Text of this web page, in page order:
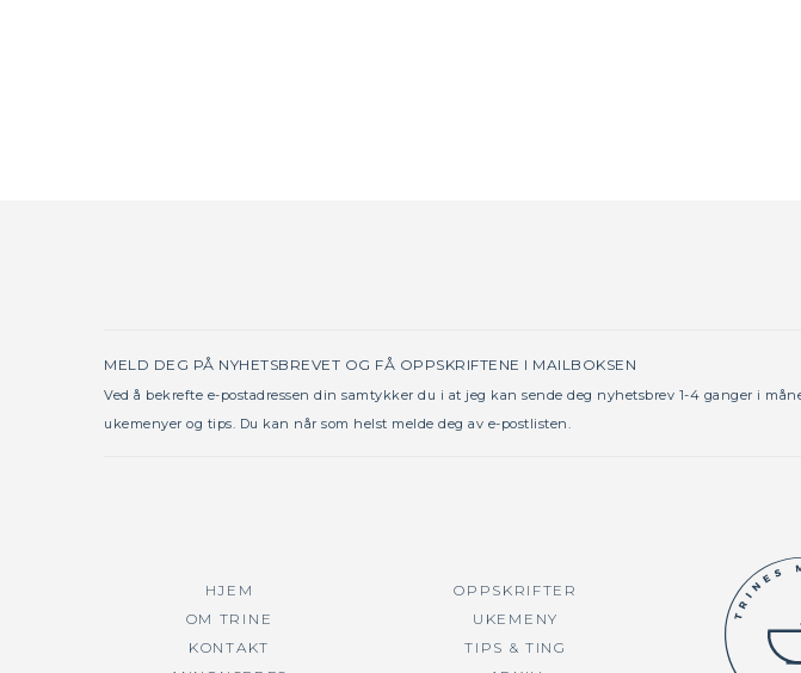
MELD DEG PÅ NYHETSBREVET OG FÅ OPPSKRIFTENE I MAILBOKSEN
Ved å bekrefte e-postadressen din samtykker du i at jeg kan sende deg nyhetsbrev 1-4 ganger i
ukemenyer og tips. Du kan når som helst melde deg av e-postlisten.
HJEM
OM TRINE
KONTAKT
OPPSKRIFTER
UKEMENY
TIPS & TING